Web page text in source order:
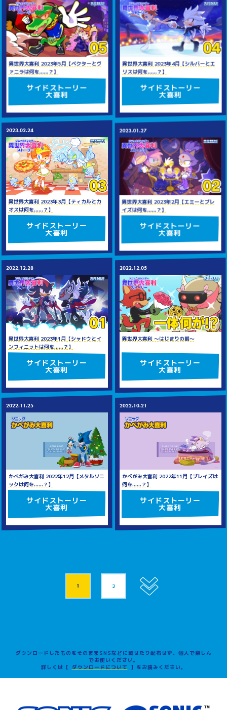
異世界大喜利 2023年5月【ベクターとヴ
ァニラは何を......？】
サイドストーリー
大喜利
異世界大喜利 2023年4月【シルバーとエ
リスは何を......？】
サイドストーリー
大喜利
2023.02.24
異世界大喜利 2023年3月【ティカルとカ
オスは何を......？】
サイドストーリー
大喜利
2023.01.27
異世界大喜利 2023年2月【エミーとブレ
イズは何を......？】
サイドストーリー
大喜利
2022.12.28
異世界大喜利 2023年1月【シャドウとイ
ンフィニットは何を......？】
サイドストーリー
大喜利
2022.12.05
異世界大喜利 ～はじまりの朝～
サイドストーリー
大喜利
2022.11.25
かべがみ大喜利 2022年12月【メタルソニ
ックは何を......？】
サイドストーリー
大喜利
2022.10.21
かべがみ大喜利 2022年11月【ブレイズは
何を......？】
サイドストーリー
大喜利
1 2
ダウンロードしたものをそのままSNSなどに載せたり配布せず、個人で楽しん
でお使いください。
詳しくは【 ダウンロードについて 】をお読みください。